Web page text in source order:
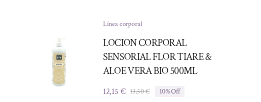
Línea corporal
LOCION CORPORAL
SENSORIAL FLOR TIARE &
ALOE VERA BIO 500ML
13,50€El
12,15 €
El
10% Off